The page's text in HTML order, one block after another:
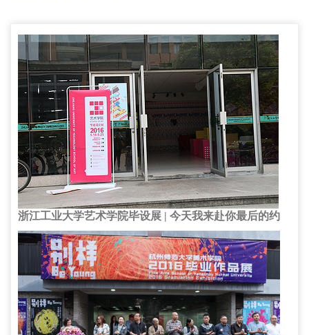
浙江工业大学艺术学院毕设展 | 今天我来赴你最后的约